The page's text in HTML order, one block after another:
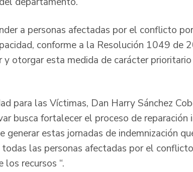
a personas afectadas por el conflicto
conforme a la Resolución 1049 de
otorgar esta medida de carácter
para las Víctimas, Dan Harry Sánchez
busca fortalecer el proceso de reparación
estas jornadas de indemnización
las personas afectadas por el
los recursos “.